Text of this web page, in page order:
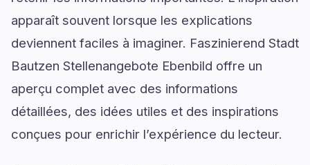
apparaît souvent lorsque les explications
deviennent faciles à imaginer. Faszinierend Stadt
Bautzen Stellenangebote Ebenbild offre un
aperçu complet avec des informations
détaillées, des idées utiles et des inspirations
conçues pour enrichir l’expérience du lecteur.